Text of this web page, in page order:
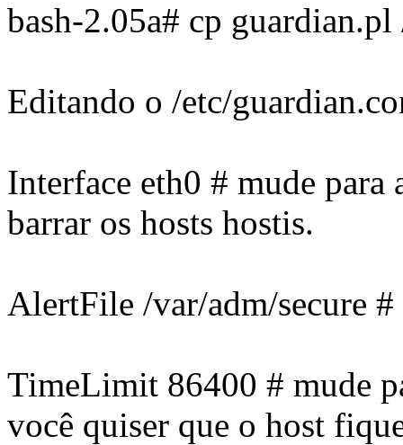
bash-2.05a# cp
Editando o /etc/
Interface eth0 # mude para
barrar os hosts hostis.
AlertFile /var/adm/secure
TimeLimit 86400 # mude
você quiser que o host